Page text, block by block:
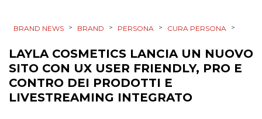
BRAND NEWS > BRAND > PERSONA > CURA PERSONA >
LAYLA COSMETICS LANCIA UN NUOVO
SITO CON UX USER FRIENDLY, PRO E
CONTRO DEI PRODOTTI E
LIVESTREAMING INTEGRATO